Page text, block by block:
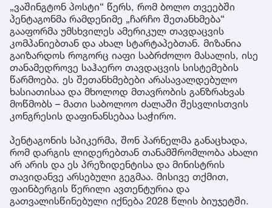
„ვაშინგტონ პოსტი“ წერს, რომ ბოლო თვეებში
პენტაგონმა რამდენიმე „ჩარჩო შეთანხმება“
გააფორმა უმსხვილეს ამერიკულ თავდაცვის
კომპანიებთან და ახალ სტარტაპებთან. მიზანია
გაიზარდოს როგორც იაფი საბრძოლო მასალის, ისე
თანამედროვე საჰაერო თავდაცვის სისტემების
წარმოება. ეს შეთანხმებები არასავალდებულო
ხასიათისაა და მხოლოდ მთავრობის განზრახვას
მოწმობს – მათი საბოლოო ძალაში შესვლისთვის
კონგრესის დაფინანსებაა საჭირო.
პენტაგონის სპიკერმა, შონ პარნელმა განაცხადა,
რომ დარგის ლიდერებთან თანამშრომლობა ახალი
არ არის და ეს პრეზიდენტისა და მინისტრის
თავიდანვე არსებული გეგმაა. მისივე თქმით,
ფაინბერგის წერილი ავთენტურია და
გათვალისწინებული იქნება 2028 წლის ბიუჯეტში.